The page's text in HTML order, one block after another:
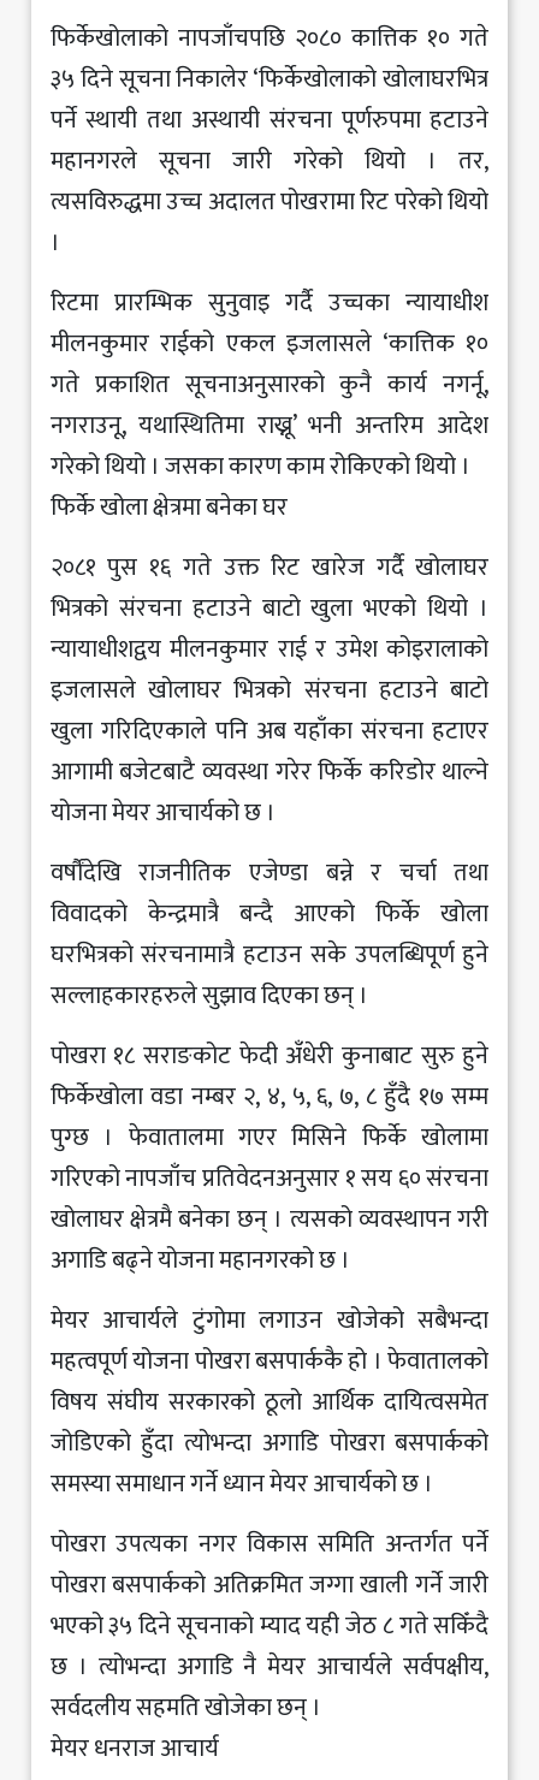
फिर्केखोलाको नापजाँचपछि २०८० कात्तिक १० गते
३५ दिने सूचना निकालेर ‘फिर्केखोलाको खोलाघरभित्र
पर्ने स्थायी तथा अस्थायी संरचना पूर्णरुपमा हटाउने
महानगरले सूचना जारी गरेको थियो । तर,
त्यसविरुद्धमा उच्च अदालत पोखरामा रिट परेको थियो
।
रिटमा प्रारम्भिक सुनुवाइ गर्दै उच्चका न्यायाधीश
मीलनकुमार राईको एकल इजलासले ‘कात्तिक १०
गते प्रकाशित सूचनाअनुसारको कुनै कार्य नगर्नू,
नगराउनू, यथास्थितिमा राख्नू’ भनी अन्तरिम आदेश
गरेको थियो । जसका कारण काम रोकिएको थियो ।
फिर्के खोला क्षेत्रमा बनेका घर
२०८१ पुस १६ गते उक्त रिट खारेज गर्दै खोलाघर
भित्रको संरचना हटाउने बाटो खुला भएको थियो ।
न्यायाधीशद्वय मीलनकुमार राई र उमेश कोइरालाको
इजलासले खोलाघर भित्रको संरचना हटाउने बाटो
खुला गरिदिएकाले पनि अब यहाँका संरचना हटाएर
आगामी बजेटबाटै व्यवस्था गरेर फिर्के करिडोर थाल्ने
योजना मेयर आचार्यको छ ।
वर्षौंदेखि राजनीतिक एजेण्डा बन्ने र चर्चा तथा
विवादको केन्द्रमात्रै बन्दै आएको फिर्के खोला
घरभित्रको संरचनामात्रै हटाउन सके उपलब्धिपूर्ण हुने
सल्लाहकारहरुले सुझाव दिएका छन् ।
पोखरा १८ सराङकोट फेदी अँधेरी कुनाबाट सुरु हुने
फिर्केखोला वडा नम्बर २, ४, ५, ६, ७, ८ हुँदै १७ सम्म
पुग्छ । फेवातालमा गएर मिसिने फिर्के खोलामा
गरिएको नापजाँच प्रतिवेदनअनुसार १ सय ६० संरचना
खोलाघर क्षेत्रमै बनेका छन् । त्यसको व्यवस्थापन गरी
अगाडि बढ्ने योजना महानगरको छ ।
मेयर आचार्यले टुंगोमा लगाउन खोजेको सबैभन्दा
महत्वपूर्ण योजना पोखरा बसपार्ककै हो । फेवातालको
विषय संघीय सरकारको ठूलो आर्थिक दायित्वसमेत
जोडिएको हुँदा त्योभन्दा अगाडि पोखरा बसपार्कको
समस्या समाधान गर्ने ध्यान मेयर आचार्यको छ ।
पोखरा उपत्यका नगर विकास समिति अन्तर्गत पर्ने
पोखरा बसपार्कको अतिक्रमित जग्गा खाली गर्ने जारी
भएको ३५ दिने सूचनाको म्याद यही जेठ ८ गते सकिँदै
छ । त्योभन्दा अगाडि नै मेयर आचार्यले सर्वपक्षीय,
सर्वदलीय सहमति खोजेका छन् ।
मेयर धनराज आचार्य